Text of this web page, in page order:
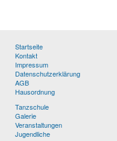
Startseite
Kontakt
Impressum
Datenschutzerklärung
AGB
Hausordnung
Tanzschule
Galerie
Veranstaltungen
Jugendliche